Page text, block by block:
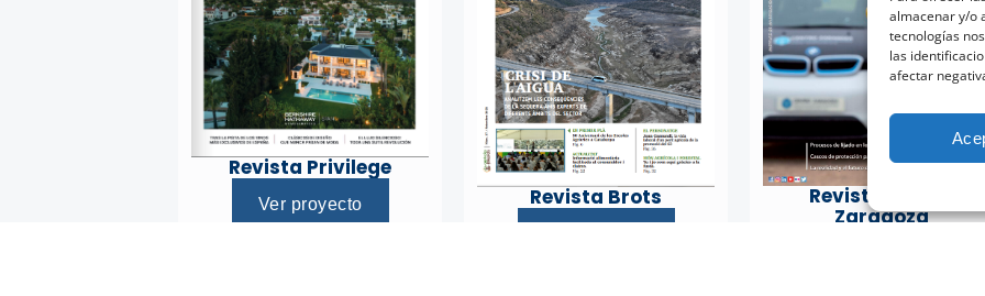
almacenar y/o
tecnologías
las
afectar
Revista Privilege
Ver proyecto Revista Brots Revista Centro
Zaragoza